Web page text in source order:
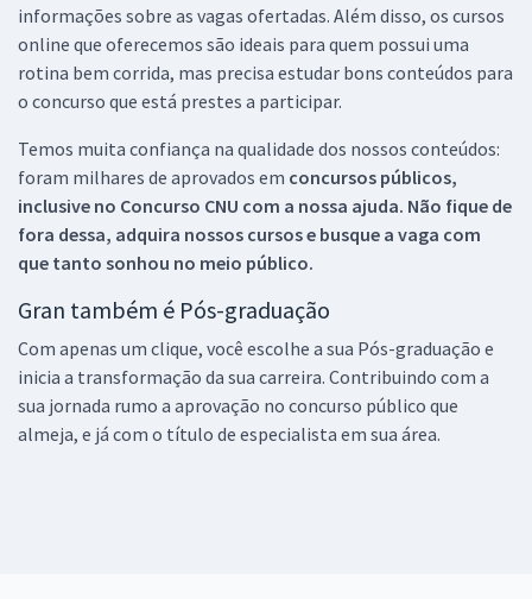
informações sobre as vagas ofertadas. Além disso, os cursos
online que oferecemos são ideais para quem possui uma
rotina bem corrida, mas precisa estudar bons conteúdos para
o concurso que está prestes a participar.
Temos muita confiança na qualidade dos nossos conteúdos:
foram milhares de aprovados em concursos públicos,
inclusive no Concurso CNU com a nossa ajuda. Não fique de
fora dessa, adquira nossos cursos e busque a vaga com
que tanto sonhou no meio público.
Gran também é Pós-graduação
Com apenas um clique, você escolhe a sua Pós-graduação e
inicia a transformação da sua carreira. Contribuindo com a
sua jornada rumo a aprovação no concurso público que
almeja, e já com o título de especialista em sua área.